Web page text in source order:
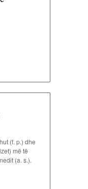
(f. p.) dhe
më të
(a. s.).